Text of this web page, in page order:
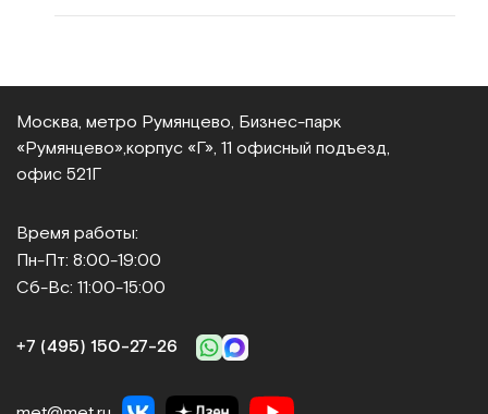
Москва, метро Румянцево, Бизнес‑парк
«Румянцево», корпус «Г», 11 офисный подъезд,
офис 521Г
Время работы:
Пн-Пт: 8:00-19:00
Сб-Вс: 11:00-15:00
+7 (495) 150‑27‑26